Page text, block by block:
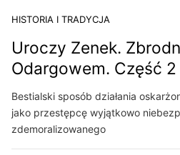
HISTORIA I TRADYCJA
Uroczy Zenek.
Odargowem. Część 2
Bestialski sposób działania
jako przestępcę wyjątkowo
zdemoralizowanego